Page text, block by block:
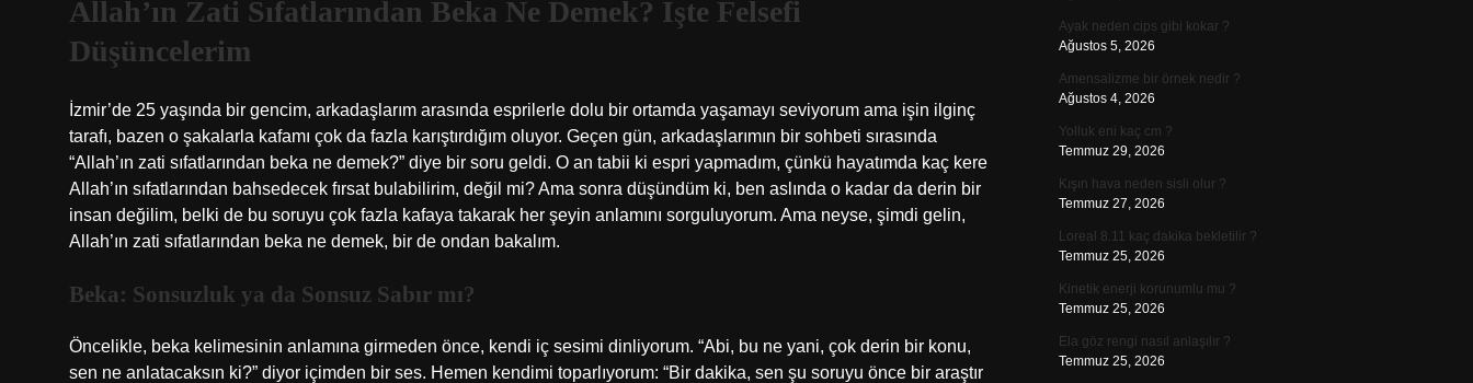
Allah’ın Zati Sıfatlarından Beka Ne Demek? İşte Felsefi
Düşüncelerim
İzmir’de 25 yaşında bir gencim, arkadaşlarım arasında esprilerle dolu bir ortamda yaşamayı seviyorum ama işin ilginç
tarafı, bazen o şakalarla kafamı çok da fazla karıştırdığım oluyor. Geçen gün, arkadaşlarımın bir sohbeti sırasında
“Allah’ın zati sıfatlarından beka ne demek?” diye bir soru geldi. O an tabii ki espri yapmadım, çünkü hayatımda kaç kere
Allah’ın sıfatlarından bahsedecek fırsat bulabilirim, değil mi? Ama sonra düşündüm ki, ben aslında o kadar da derin bir
insan değilim, belki de bu soruyu çok fazla kafaya takarak her şeyin anlamını sorguluyorum. Ama neyse, şimdi gelin,
Allah’ın zati sıfatlarından beka ne demek, bir de ondan bakalım.
Beka: Sonsuzluk ya da Sonsuz Sabır mı?
Öncelikle, beka kelimesinin anlamına girmeden önce, kendi iç sesimi dinliyorum. “Abi, bu ne yani, çok derin bir konu,
sen ne anlatacaksın ki?” diyor içimden bir ses. Hemen kendimi toparlıyorum: “Bir dakika, sen şu soruyu önce bir araştır
Ayak neden cips gibi kokar ?
Ağustos 5, 2026
Amensalizme bir örnek nedir ?
Ağustos 4, 2026
Yolluk eni kaç cm ?
Temmuz 29, 2026
Kışın hava neden sisli olur ?
Temmuz 27, 2026
Loreal 8.11 kaç dakika bekletilir ?
Temmuz 25, 2026
Kinetik enerji korunumlu mu ?
Temmuz 25, 2026
Ela göz rengi nasıl anlaşılır ?
Temmuz 25, 2026